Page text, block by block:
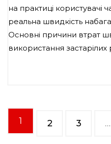
на практиці користувачі
реальна швидкість
Основні причини втрат
використання застарілих
1 2 3 …